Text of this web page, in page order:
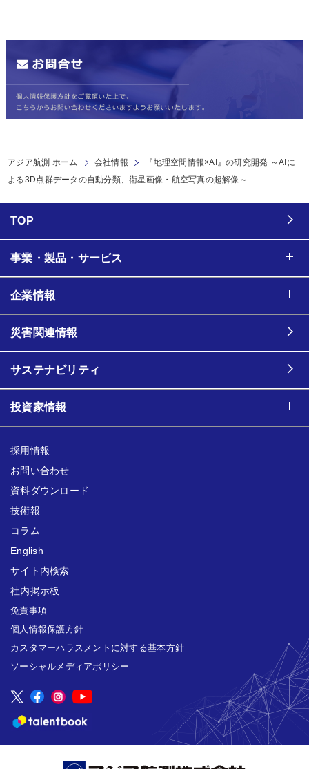
アジア航測 ホーム 会社情報
『地理空間情報×AI』の研究開発 ～AIに
よる3D点群データの自動分類、衛星画像・航空写真の超解像～
TOP
事業・製品・サービス
企業情報
災害関連情報
サステナビリティ
投資家情報
採用情報
お問い合わせ
資料ダウンロード
技術報
コラム
English
サイト内検索
社内掲示板
免責事項
個人情報保護方針
カスタマーハラスメントに対する基本方針
ソーシャルメディアポリシー